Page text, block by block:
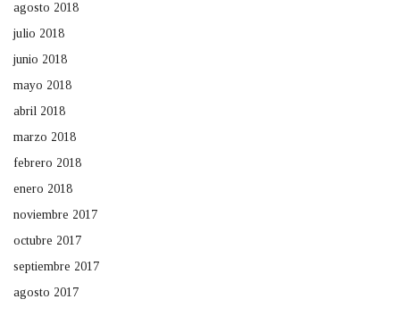
agosto 2018
julio 2018
junio 2018
mayo 2018
abril 2018
marzo 2018
febrero 2018
enero 2018
noviembre 2017
octubre 2017
septiembre 2017
agosto 2017